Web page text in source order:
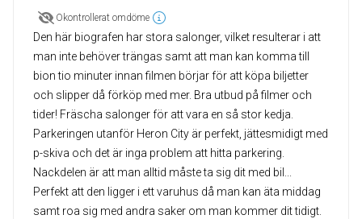
Okontrollerat omdöme
Den här biografen har stora salonger, vilket resulterar i att
man inte behöver trängas samt att man kan komma till
bion tio minuter innan filmen börjar för att köpa biljetter
och slipper då förköp med mer. Bra utbud på filmer och
tider! Fräscha salonger för att vara en så stor kedja.
Parkeringen utanför Heron City är perfekt, jättesmidigt med
p-skiva och det är inga problem att hitta parkering.
Nackdelen är att man alltid måste ta sig dit med bil...
Perfekt att den ligger i ett varuhus då man kan äta middag
samt roa sig med andra saker om man kommer dit tidigt.